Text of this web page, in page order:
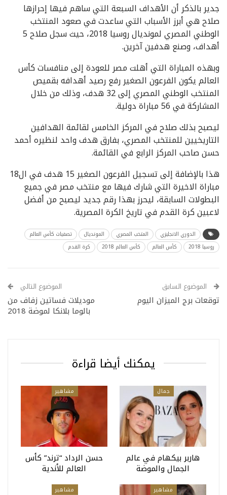
جدير بالذكر أن الأهداف السبعة التي ساهم فيها إحرازها
صلاح هي أبرز الأسباب التي ساعدت في صعود المنتخب
الوطني المصري لمونديال روسيا 2018، حيث سجل صلاح 5
أهداف، وصنع هدفين آخرين.
وبهذه المباراة التي أهلت مصر للعودة إلى منافسات كأس
العالم يكون الفرعون الصغير رفع رصيد أهدافه بقميص
المنتخب الوطني المصري إلى 32 هدف، وذلك من خلال
المشاركة في 56 مباراة دولية.
ليصبح بذلك صلاح في المركز الخامس لقائمة الهدافين
التاريخيين للمنتخب المصري، بفارق هدف واحد لنظيره أحمد
حسن صاحب المركز الرابع في القائمة.
هذا بالإضافة إلى تسجيل الفرعون الصغير 15 هدف في ال18
مباراة الاخيرة التي شارك فيها مع منتخب مصر في جميع
البطولات السابقة، ليحرز بهذا رقم جديد ليصبح من أفضل
لاعبين كرة القدم في تاريخ الكرة المصرية.
الدوري الانجليزي المتخب المصري المونديال
تصفيات كأس العالم
روسيا 2018
كأس العالم كأس العالم 2018 كرة القدم
الموضوع السابق
توقعات برج الميزان اليوم
الموضوع التالي
موديلات فساتين زفاف من
بالوما بلانكا لموضة 2018
يمكنك أيضا قراءة
جمال
هاربر بيكهام في عالم
الجمال والموضة
مشاهير
حسن الرداد “ترند” كأس
العالم للأندية
مشاهير مشاهير